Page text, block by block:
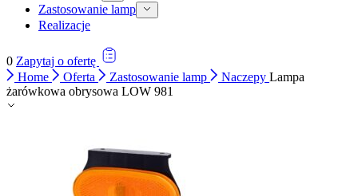
Zastosowanie lamp
Realizacje
0 Zapytaj o ofertę
Home
Oferta Zastosowanie lamp Naczepy Lampa
żarówkowa obrysowa LOW 981